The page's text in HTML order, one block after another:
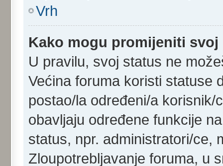
Vrh
Kako mogu promijeniti svoj
U pravilu, svoj status ne
Većina foruma koristi statuse
postao/la određeni/a
obavljaju određene funkcije
status, npr. administratori/ce,
Zloupotrebljavanje foruma, u